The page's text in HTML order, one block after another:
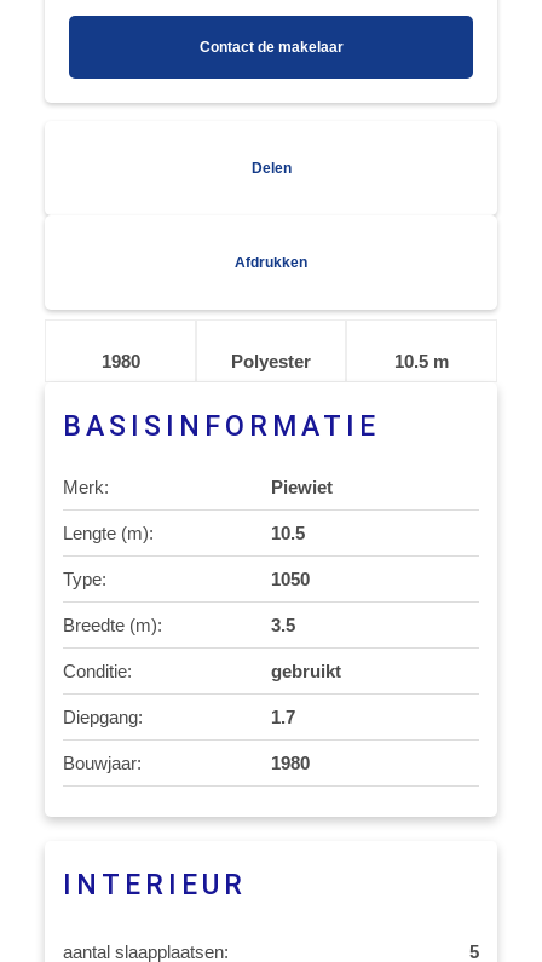
Contact de makelaar
Delen
Afdrukken
1980 Polyester 10.5 m
BASISINFORMATIE
Merk: Piewiet
Lengte (m): 10.5
Type: 1050
Breedte (m): 3.5
Conditie: gebruikt
Diepgang: 1.7
Bouwjaar: 1980
INTERIEUR
aantal slaapplaatsen: 5